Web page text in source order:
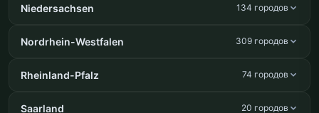
Niedersachsen 134 городов
Nordrhein-Westfalen 309 городов
Rheinland-Pfalz 74 городов
Saarland 20 городов